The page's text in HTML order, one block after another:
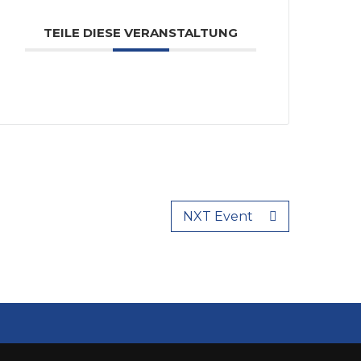
TEILE DIESE VERANSTALTUNG
NXT Event